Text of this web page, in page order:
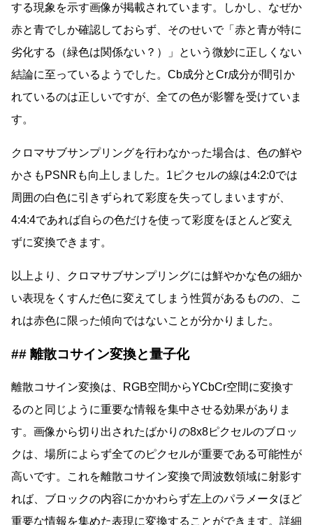
する現象を示す画像が掲載されています。しかし、なぜか
赤と青でしか確認しておらず、そのせいで「赤と青が特に
劣化する（緑色は関係ない？）」という微妙に正しくない
結論に至っているようでした。Cb成分とCr成分が間引か
れているのは正しいですが、全ての色が影響を受けていま
す。
クロマサブサンプリングを行わなかった場合は、色の鮮や
かさもPSNRも向上しました。1ピクセルの線は4:2:0では
周囲の白色に引きずられて彩度を失ってしまいますが、
4:4:4であれば自らの色だけを使って彩度をほとんど変え
ずに変換できます。
以上より、クロマサブサンプリングには鮮やかな色の細か
い表現をくすんだ色に変えてしまう性質があるものの、こ
れは赤色に限った傾向ではないことが分かりました。
離散コサイン変換と量子化
離散コサイン変換は、RGB空間からYCbCr空間に変換す
るのと同じように重要な情報を集中させる効果がありま
す。画像から切り出されたばかりの8x8ピクセルのブロッ
クは、場所によらず全てのピクセルが重要である可能性が
高いです。これを離散コサイン変換で周波数領域に射影す
れば、ブロックの内容にかかわらず左上のパラメータほど
重要な情報を集めた表現に変換することができます。詳細